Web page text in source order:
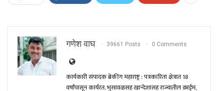
गणेश वाघ 39661 Posts 0 Comments
कार्यकारी संपादक ब्रेकींग महाराष्ट्र : पत्रकारिता क्षेत्रात 18
वर्षांपासून कार्यरत. भुसावळसह खान्देशासह राज्यातील क्राईम,